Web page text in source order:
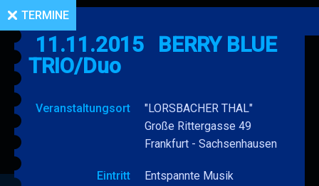
TERMINE
11.11.2015
BERRY BLUE
TRIO/Duo
Veranstaltungsort
"LORSBACHER THAL"
Große Rittergasse 49
Frankfurt - Sachsenhausen
Eintritt
Entspannte Musik